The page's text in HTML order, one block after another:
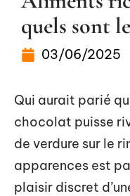
quels sont
03/06/2025
Qui aurait parié
chocolat puisse
de verdure sur le
apparences est
plaisir discret